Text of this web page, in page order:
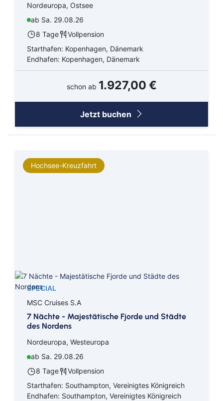
Nordeuropa, Ostsee
ab Sa. 29.08.26
8 Tage
Vollpension
Starthafen: Kopenhagen, Dänemark
Endhafen: Kopenhagen, Dänemark
schon ab 1.927,00 €
Jetzt buchen
Hochsee-Kreuzfahrt
SPECIAL
MSC Cruises S.A
7 Nächte - Majestätische Fjorde und Städte
des Nordens
Nordeuropa, Westeuropa
ab Sa. 29.08.26
8 Tage
Vollpension
Starthafen: Southampton, Vereinigtes Königreich
Endhafen: Southampton, Vereinigtes Königreich